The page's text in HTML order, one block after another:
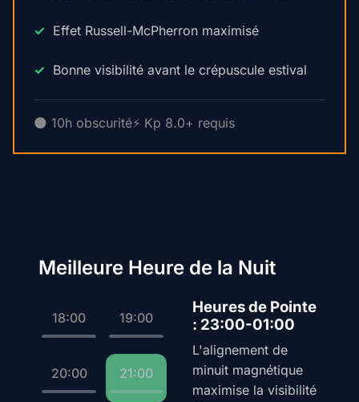
Effet Russell-McPherron maximisé
Bonne visibilité avant le crépuscule estival
🌑 10h obscurité⚡ Kp 8.0+ requis
Meilleure Heure de la Nuit
18:00 19:00
20:00 21:00
Heures de Pointe
: 23:00-01:00
L'alignement de
minuit magnétique
maximise la visibilité